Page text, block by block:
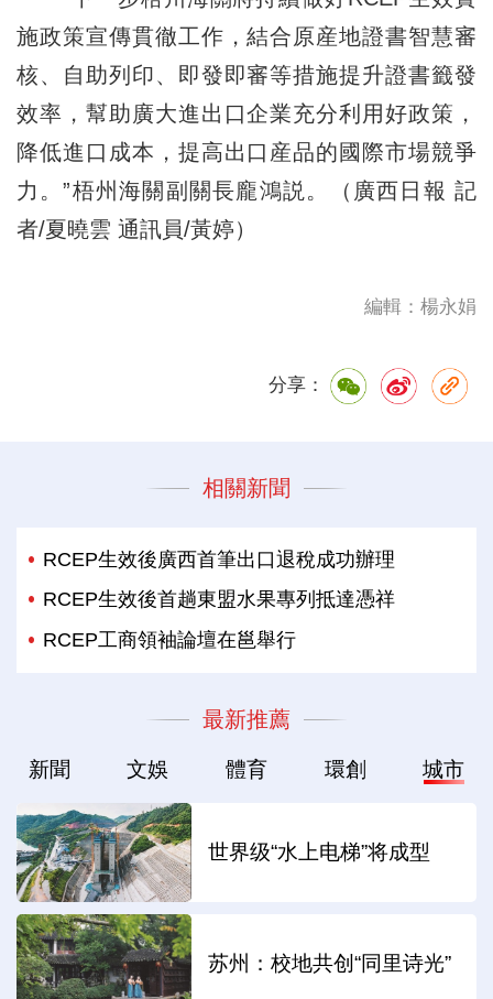
施政策宣傳貫徹工作，結合原産地證書智慧審
核、自助列印、即發即審等措施提升證書籤發
效率，幫助廣大進出口企業充分利用好政策，
降低進口成本，提高出口産品的國際市場競爭
力。”梧州海關副關長龐鴻説。（廣西日報 記
者/夏曉雲 通訊員/黃婷）
編輯：楊永娟
分享：
相關新聞
RCEP生效後廣西首筆出口退稅成功辦理
RCEP生效後首趟東盟水果專列抵達憑祥
RCEP工商領袖論壇在邕舉行
最新推薦
新聞 文娛 體育 環創 城市
世界级“水上电梯”将成型
苏州：校地共创“同里诗光”